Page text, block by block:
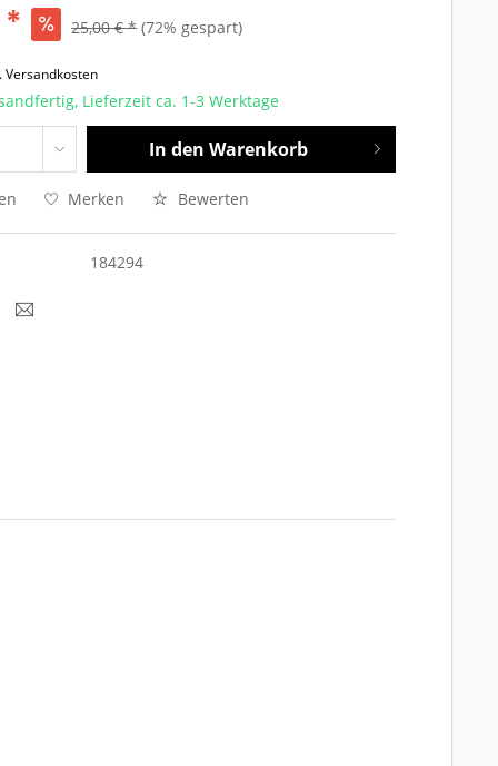
25,00 € * (72% gespart)
Versandkosten
Lieferzeit ca. 1-3 Werktage
In den Warenkorb
Merken Bewerten
184294